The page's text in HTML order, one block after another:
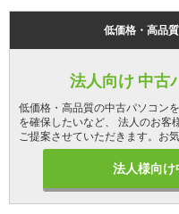
低価格・高品
法人向け 中古
低価格・高品質の中古パソコン
を確保したいなど、 法人のお客
ご提案させていただきます。お
法人様向け